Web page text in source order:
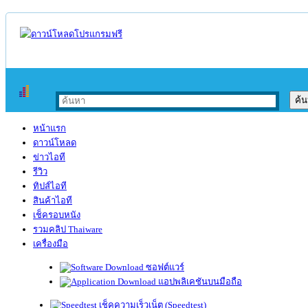
หน้าแรก
ดาวน์โหลด
ข่าวไอที
รีวิว
ทิปส์ไอที
สินค้าไอที
เช็ครอบหนัง
รวมคลิป Thaiware
เครื่องมือ
ซอฟต์แวร์
แอปพลิเคชันบนมือถือ
เช็คความเร็วเน็ต (Speedtest)